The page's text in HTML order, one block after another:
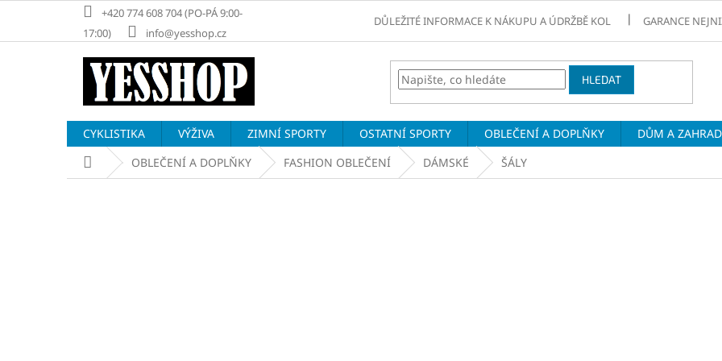
obsah
+420 774 608 704 (PO-PÁ 9:00-
17:00)
info@yesshop.cz
DŮLEŽITÉ INFORMACE K NÁKUPU A ÚDRŽBĚ KOL GARANCE
HLEDAT
CYKLISTIKA VÝŽIVA ZIMNÍ SPORTY OSTATNÍ SPORTY OBLEČENÍ A DOPLŇKY DŮM A
Domů OBLEČENÍ A DOPLŇKY FASHION OBLEČENÍ DÁMSKÉ ŠÁLY